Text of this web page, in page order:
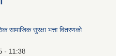
सुरक्षा भत्ता वितरणको
- 11:38